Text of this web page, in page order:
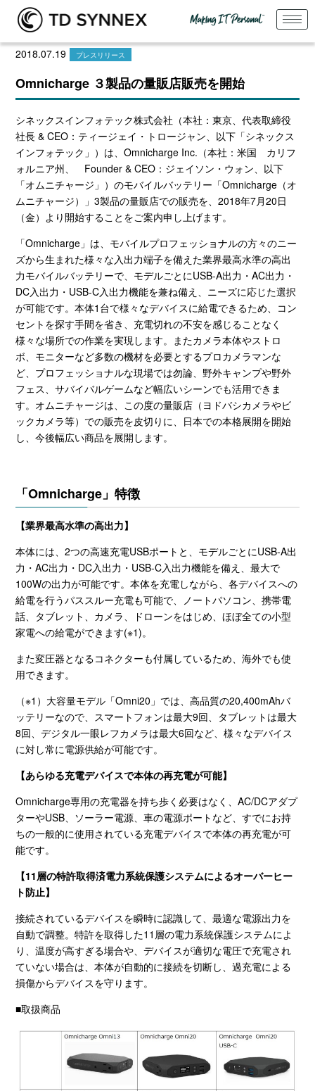
2018.07.19 プレスリリース
Omnicharge ３製品の量販店販売を開始
シネックスインフォテック株式会社（本社：東京、代表取締役
社長 & CEO ：ティージェイ・トロージャン、以下「シネックス
インフォテック」）は、Omnicharge Inc. （本社：米国 カリフ
ォルニア州、 Founder & CEO ：ジェイソン・ウォン、以下
「オムニチャージ」）のモバイルバッテリー「Omnicharge （オ
ムニチャージ）」3製品の量販店での販売を、2018年7月20日
（金）より開始することをご案内申し上げます。
「Omnicharge 」は、モバイルプロフェッショナルの方々のニー
ズから生まれた様々な入出力端子を備えた業界最高水準の高出
力モバイルバッテリーで、モデルごとにUSB-A出力・AC出力・
DC入出力・ USB-C入出力機能を兼ね備え、ニーズに応じた選択
が可能です。本体1 台で様々なデバイスに給電できるため、コン
セントを探す手間を省き、充電切れの不安を感じることなく
様々な場所での作業を実現します。またカメラ本体やストロ
ボ、モニターなど多数の機材を必要とするプロカメラマンな
ど、プロフェッショナルな現場では勿論、野外キャンプや野外
フェス、サバイバルゲームなど幅広いシーンでも活用できま
す。オムニチャージは、この度の量販店（ヨドバシカメラやビ
ックカメラ等）での販売を皮切りに、日本での本格展開を開始
し、今後幅広い商品を展開します。
「Omnicharge」特徴
【業界最高水準の高出力】
本体には、2つの高速充電USBポートと、モデルごとにUSB-A出
力・AC出力・ DC入出力・ USB-C入出力機能を備え、最大で
100Wの出力が可能です。本体を充電しながら、各デバイスへの
給電を行うパススルー充電も可能で、ノートパソコン、携帯電
話、タブレット、カメラ、ドローンをはじめ、ほぼ全ての小型
家電への給電ができます(※1)。
また変圧器となるコネクターも付属しているため、海外でも使
用できます。
（※1 ）大容量モデル「Omni20 」では、高品質の20,400mAhバ
ッテリーなので、スマートフォンは最大9回、タブレットは最大
8回、デジタル一眼レフカメラは最大6回など、様々なデバイス
に対し常に電源供給が可能です。
【あらゆる充電デバイスで本体の再充電が可能】
Omnicharge専用の充電器を持ち歩く必要はなく、AC/DCアダプ
ターやUSB、ソーラー電源、車の電源ポートなど、すでにお持
ちの一般的に使用されている充電デバイスで本体の再充電が可
能です。
【11層の特許取得済電力系統保護システムによるオーバーヒー
ト防止】
接続されているデバイスを瞬時に認識して、最適な電源出力を
自動で調整。特許を取得した11 層の電力系統保護システムによ
り、温度が高すぎる場合や、デバイスが適切な電圧で充電され
ていない場合は、本体が自動的に接続を切断し、過充電による
損傷からデバイスを守ります。
■取扱商品